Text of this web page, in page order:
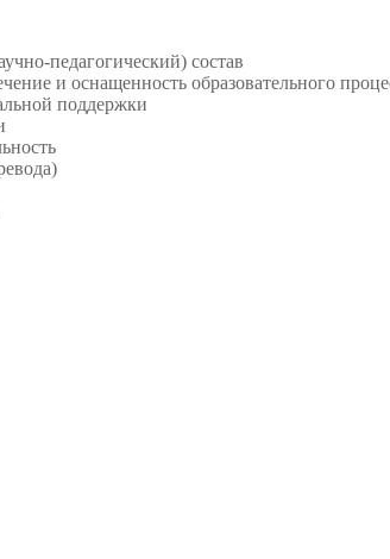
педагогический) состав
и оснащенность образовательного
поддержки